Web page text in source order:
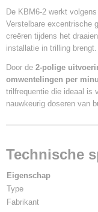
De KBM6-2 werkt
Verstelbare excentrische
creëren tijdens het
installatie in trilling brengt.
Door de 2-polige
omwentelingen per
trilfrequentie die ideaal is
nauwkeurig doseren van
Technische
Eigenschap
Type
Fabrikant